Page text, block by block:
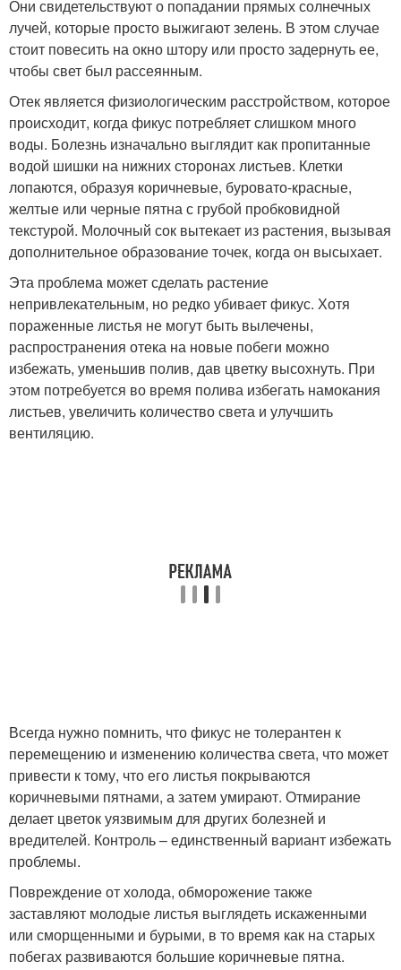
Они свидетельствуют о попадании прямых солнечных
лучей, которые просто выжигают зелень. В этом случае
стоит повесить на окно штору или просто задернуть ее,
чтобы свет был рассеянным.
Отек является физиологическим расстройством, которое
происходит, когда фикус потребляет слишком много
воды. Болезнь изначально выглядит как пропитанные
водой шишки на нижних сторонах листьев. Клетки
лопаются, образуя коричневые, буровато-красные,
желтые или черные пятна с грубой пробковидной
текстурой. Молочный сок вытекает из растения, вызывая
дополнительное образование точек, когда он высыхает.
Эта проблема может сделать растение
непривлекательным, но редко убивает фикус. Хотя
пораженные листья не могут быть вылечены,
распространения отека на новые побеги можно
избежать, уменьшив полив, дав цветку высохнуть. При
этом потребуется во время полива избегать намокания
листьев, увеличить количество света и улучшить
вентиляцию.
Всегда нужно помнить, что фикус не толерантен к
перемещению и изменению количества света, что может
привести к тому, что его листья покрываются
коричневыми пятнами, а затем умирают. Отмирание
делает цветок уязвимым для других болезней и
вредителей. Контроль – единственный вариант избежать
проблемы.
Повреждение от холода, обморожение также
заставляют молодые листья выглядеть искаженными
или сморщенными и бурыми, в то время как на старых
побегах развиваются большие коричневые пятна.